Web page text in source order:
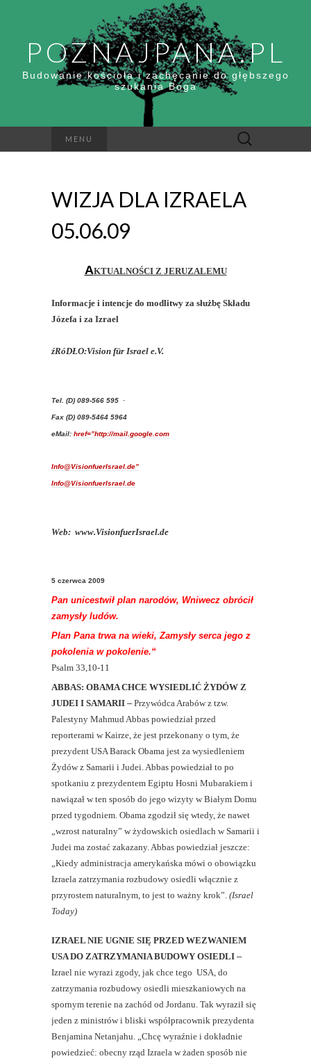
POZNAJPANA.PL
Budowanie kościoła i zachęcanie do głębszego
szukania Boga
MENU Szukaj:
WIZJA DLA IZRAELA
05.06.09
AKTUALNOŚCI Z JERUZALEMU
Informacje i intencje do modlitwy za służbę Składu
Józefa i za Izrael
źRóDŁO:Vision für Israel e.V.
Tel. (D) 089-566 595 ·
Fax (D) 089-5464 5964
eMail: href=”http://mail.google.com
Info@VisionfuerIsrael.de”
Info@VisionfuerIsrael.de
Web: www.VisionfuerIsrael.de
5 czerwca 2009
Pan unicestwił plan narodów, Wniwecz obrócił
zamysły ludów.
Plan Pana trwa na wieki, Zamysły serca jego z
pokolenia w pokolenie.“
Psalm 33,10-11
ABBAS: OBAMA CHCE WYSIEDLIĆ ŻYDÓW Z
JUDEI I SAMARII –Przywódca Arabów z tzw.
Palestyny Mahmud Abbas powiedział przed
reporterami w Kairze, że jest przekonany o tym, że
prezydent USA Barack Obama jest za wysiedleniem
Żydów z Samarii i Judei. Abbas powiedział to po
spotkaniu z prezydentem Egiptu Hosni Mubarakiem i
nawiązał w ten sposób do jego wizyty w Białym Domu
przed tygodniem. Obama zgodził się wtedy, że nawet
„wzrost naturalny” w żydowskich osiedlach w Samarii i
Judei ma zostać zakazany. Abbas powiedział jeszcze:
„Kiedy administracja amerykańska mówi o obowiązku
Izraela zatrzymania rozbudowy osiedli włącznie z
przyrostem naturalnym, to jest to ważny krok”. (Israel
Today)
IZRAEL NIE UGNIE SIĘ PRZED WEZWANIEM
USA DO ZATRZYMANIA BUDOWY OSIEDLI –
Izrael nie wyrazi zgody, jak chce tego USA, do
zatrzymania rozbudowy osiedli mieszkaniowych na
spornym terenie na zachód od Jordanu. Tak wyraził się
jeden z ministrów i bliski współpracownik prezydenta
Benjamina Netanjahu. „Chcę wyraźnie i dokładnie
powiedzieć: obecny rząd Izraela w żaden sposób nie